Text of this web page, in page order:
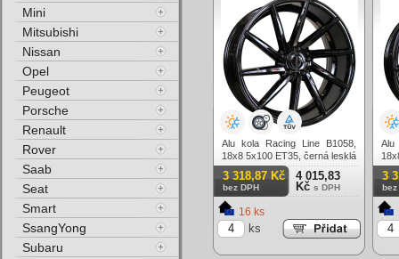
Alu kola Racing Line B1058,
18x8 5x100 ET35, černá lesklá
3 318,87 Kč
bez DPH
4 015,83
Kč s DPH
16 ks
ks
Alu
3
bez
Mini
Mitsubishi
Nissan
Opel
Peugeot
Porsche
Renault
Rover
Saab
Seat
Smart
SsangYong
Subaru